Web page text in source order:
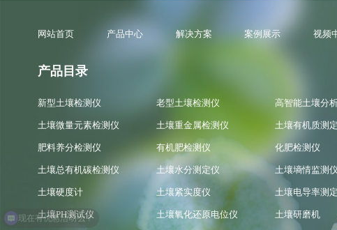
网站首页 产品中心 解决方案 案例展示 视频
产品目录
新型土壤检测仪 老型土壤检测仪 高智能土壤分
土壤微量元素检测仪 土壤重金属检测仪 土壤有机质测
肥料养分检测仪 有机肥检测仪 化肥检测仪
土壤总有机碳检测仪 土壤水分测定仪 土壤墒情监测仪
土壤硬度计 土壤紧实度仪 土壤电导率测
土壤PH测试仪 土壤氧化还原电位仪 土壤研磨机